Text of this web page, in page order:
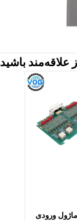
ماژول ورودی